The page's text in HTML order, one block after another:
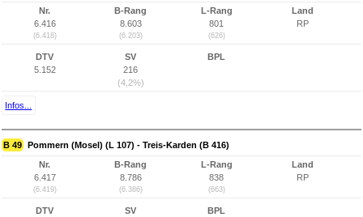
Nr.
6.416
(6.418)
B-Rang
8.603
(6.203)
L-Rang
801
(626)
Land
RP
DTV
5.152
SV
216
(4,2%)
BPL
Infos...
B 49 Pommern (Mosel) (L 107) - Treis-Karden (B 416)
Nr.
6.417
(6.419)
B-Rang
8.786
(6.386)
L-Rang
838
(663)
Land
RP
DTV
SV
BPL